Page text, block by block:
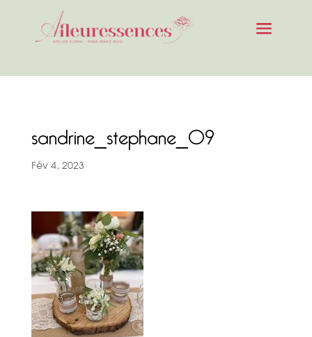
sandrine_stephane_09
Fév 4, 2023